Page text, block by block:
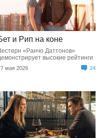
и Рип на коне
«Ранчо Даттонов»
высокие рейтинги
мая 2026 24